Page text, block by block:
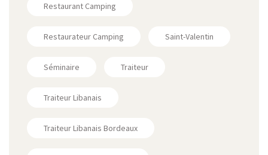
Restaurant Camping
Restaurateur Camping Saint-Valentin
Séminaire Traiteur
Traiteur Libanais
Traiteur Libanais Bordeaux